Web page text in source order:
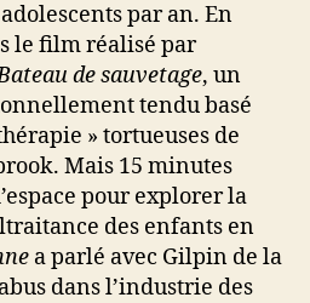
par an. En
le film réalisé par
de sauvetage, un
tendu basé
» tortueuses de
Mais 15 minutes
pour explorer la
des enfants en
a parlé avec Gilpin de la
dans l’industrie des